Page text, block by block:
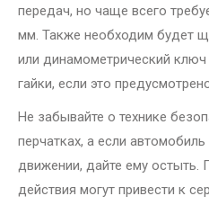
передач, но чаще всего
мм. Также необходим будет
или динамометрический ключ
гайки, если это
Не забывайте о технике
перчатках, а если
движении, дайте ему остыть.
действия могут привести к